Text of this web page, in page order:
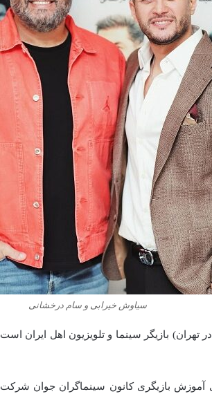
سیاوش خیرابی و سام درخشانی
‌سیاوش خیرابی (زادهٔ ۲۹ آذر ۱۳۶۳ در تهران) بازیگر سینما و